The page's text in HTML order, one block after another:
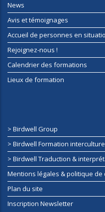
News
Avis et témoignages
Accueil de personnes en
Rejoignez-nous !
Calendrier des formations
Lieux de formation
> Birdwell Group
> Birdwell Formation
> Birdwell Traduction &
Mentions légales & politique
Plan du site
Inscription Newsletter